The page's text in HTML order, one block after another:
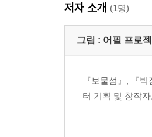
울랄라 여왕의 미션
- be동사를 찾아라
- 지시대명사를 이용
- 의문사 what과 who
저자 소개 (1명)
그림 : 어필 프로
『보물섬』, 『
터 기획 및 창작